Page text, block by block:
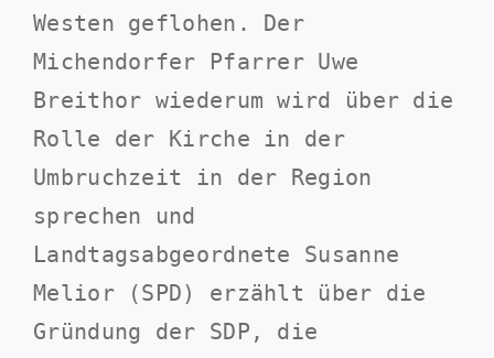
Westen geflohen. Der
Michendorfer Pfarrer Uwe
Breithor wiederum wird über die
Rolle der Kirche in der
Umbruchzeit in der Region
sprechen und
Landtagsabgeordnete Susanne
Melior (SPD) erzählt über die
Gründung der SDP, die